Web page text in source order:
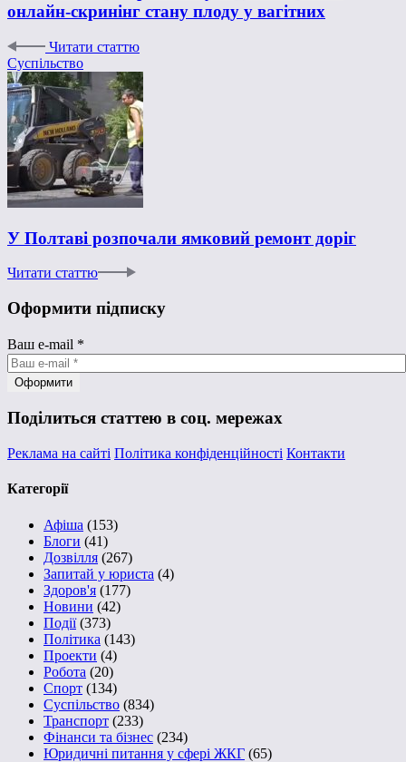
онлайн-скринінг стану плоду у вагітних
Читати статтю
Суспільство
У Полтаві розпочали ямковий ремонт доріг
Читати статтю
Оформити підписку
Ваш e-mail *
Поділиться статтею в соц. мережах
Реклама на сайті Політика конфіденційності Контакти
Категорії
Афіша (153)
Блоги (41)
Дозвілля (267)
Запитай у юриста (4)
Здоров'я (177)
Новини (42)
Події(373)
Політика (143)
Проекти (4)
Робота (20)
Спорт (134)
Суспільство (834)
Транспорт (233)
Фінанси та бізнес (234)
Юридичні питання у сфері ЖКГ (65)